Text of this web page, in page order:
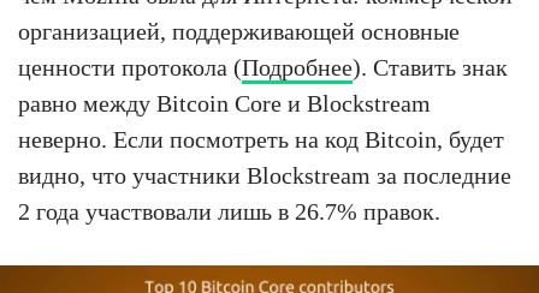
организацией, поддерживающей основные
ценности протокола (Подробнее). Ставить знак
равно между Bitcoin Core и Blockstream
неверно. Если посмотреть на код Bitcoin, будет
видно, что участники Blockstream за последние
2 года участвовали лишь в 26.7% правок.